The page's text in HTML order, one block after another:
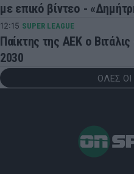
με επικό βίντεο -
12:15 SUPER LEAGUE
Παίκτης της ΑΕΚ ο
2030
ΟΛΕΣ ΟΙ